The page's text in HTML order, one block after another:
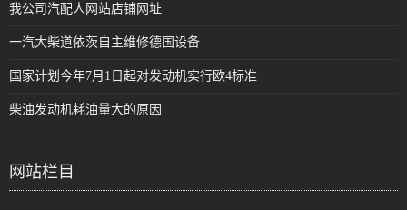
我公司汽配人网站店铺网址
一汽大柴道依茨自主维修德国设备
国家计划今年7月1日起对发动机实行欧4标准
柴油发动机耗油量大的原因
网站栏目